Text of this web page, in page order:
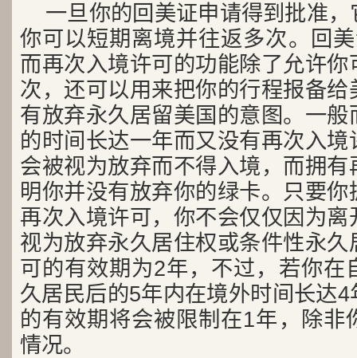
一旦你的回美证申请得到批准
你可以短期离境并往返多次。回
而再次入境许可的功能除了允许
次，还可以用来把你的行程报备
有放弃永久居留美国的意图。一
的时间长达一年而又没有再次入
会被视为放弃而不得入境，而拥
明你并没有放弃你的绿卡。只要
再次入境许可，你不会仅仅因为
视为放弃永久居住权或条件性永
可的有效期为2年，不过，若你在
久居民后的5年内在境外时间长达
的有效期将会被限制在1年，除非
情况。